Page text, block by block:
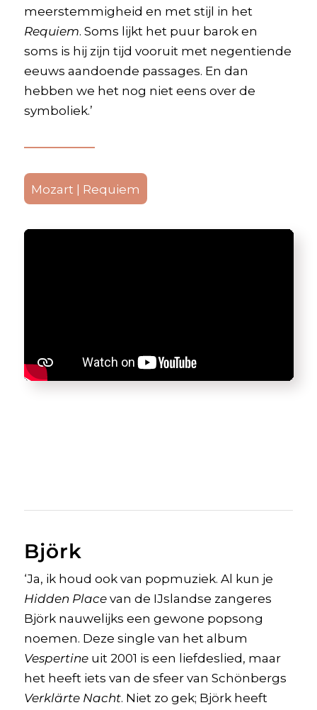
meerstemmigheid en met stijl in het
Requiem. Soms lijkt het puur barok en
soms is hij zijn tijd vooruit met negentiende
eeuws aandoende passages. En dan
hebben we het nog niet eens over de
symboliek.’
Mozart | Requiem
Björk
‘Ja, ik houd ook van popmuziek. Al kun je
Hidden Placevan de IJslandse zangeres
Björk nauwelijks een gewone popsong
noemen. Deze single van het album
Vespertineuit 2001 is een liefdeslied, maar
het heeft iets van de sfeer van Schönbergs
Verklärte Nacht. Niet zo gek; Björk heeft